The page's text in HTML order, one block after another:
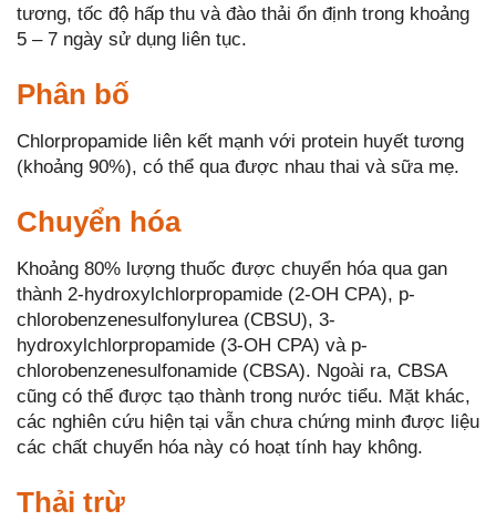
tương, tốc độ hấp thu và đào thải ổn định trong khoảng
5 – 7 ngày sử dụng liên tục.
Phân bố
Chlorpropamide liên kết mạnh với protein huyết tương
(khoảng 90%), có thể qua được nhau thai và sữa mẹ.
Chuyển hóa
Khoảng 80% lượng thuốc được chuyển hóa qua gan
thành 2-hydroxylchlorpropamide (2-OH CPA), p-
chlorobenzenesulfonylurea (CBSU), 3-
hydroxylchlorpropamide (3-OH CPA) và p-
chlorobenzenesulfonamide (CBSA). Ngoài ra, CBSA
cũng có thể được tạo thành trong nước tiểu. Mặt khác,
các nghiên cứu hiện tại vẫn chưa chứng minh được liệu
các chất chuyển hóa này có hoạt tính hay không.
Thải trừ